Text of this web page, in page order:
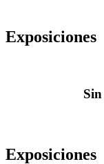
Exposiciones
Exposiciones